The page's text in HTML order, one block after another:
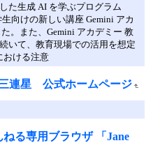
た生成 AI を学ぶプログラム
向けの新しい講座 Gemini アカ
。また、Gemini アカデミー 教
いて、教育現場での活用を想定
おける注意
連星 公式ホームページ
ねる専用ブラウザ 「Jane